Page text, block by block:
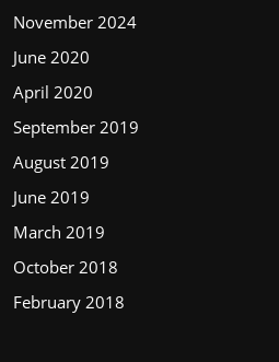
November 2024
June 2020
April 2020
September 2019
August 2019
June 2019
March 2019
October 2018
February 2018